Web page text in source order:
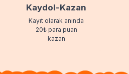
Kaydol-Kazan
Kayıt olarak anında
20₺ para puan
kazan